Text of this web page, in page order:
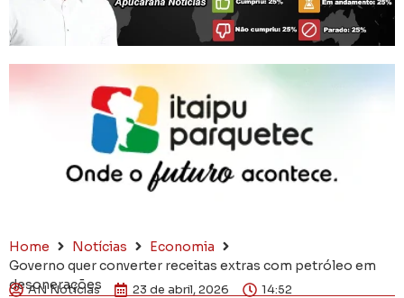
Home Notícias
Economia
Governo quer converter receitas extras com petróleo em
desonerações
AN Notícias 23 de abril, 2026
14:52